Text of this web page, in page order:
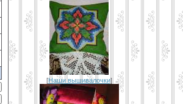
[Наши вышивалочки]